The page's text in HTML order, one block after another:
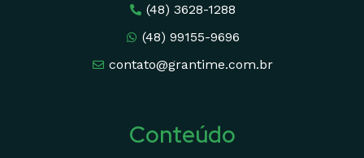
(48) 3628-1288
(48) 99155-9696
contato@grantime.com.br
Conteúdo